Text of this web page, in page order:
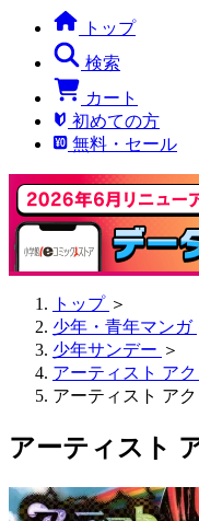
トップ
検索
カート
初めての方
無料・セール
トップ ＞
少年・青年マンガ
少年サンデー ＞
アーティスト アク
アーティスト アク
アーティスト